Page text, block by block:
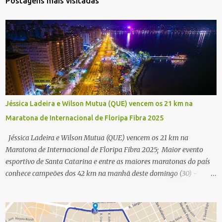
Jéssica Ladeira e Wilson Mutua (QUE) vencem os 21 km na
Maratona de Internacional de Floripa Fibra 2025
Jéssica Ladeira e Wilson Mutua (QUE) vencem os 21 km na
Maratona de Internacional de Floripa Fibra 2025; Maior evento
esportivo de Santa Catarina e entre as maiores maratonas do país
conhece campeões dos 42 km na manhã deste domingo (30) -
Floripa Fibra 2025. Na manhã deste sábado (30) foram conhecidos